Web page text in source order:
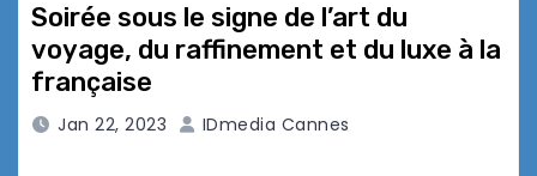
Soirée sous le signe de l’art du
voyage, du raffinement et du luxe à la
française
Jan 22, 2023 IDmedia Cannes